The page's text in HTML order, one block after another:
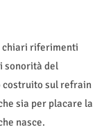
chiari riferimenti
sonorità del
costruito sul refrain
sia per placare la
nasce.